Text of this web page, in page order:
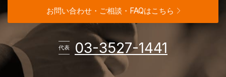
お問い合わせ・ご相談・FAQはこちら
代表 03-3527-1441